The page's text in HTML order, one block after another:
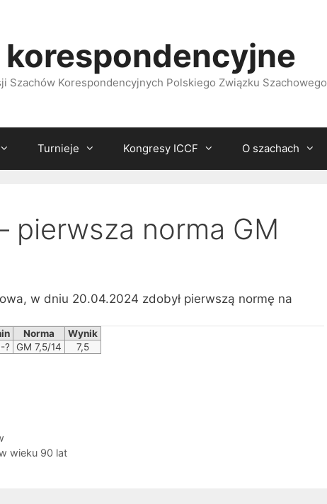
korespondencyjne
Szachów Korespondencyjnych Polskiego Związku Szachowego
Turnieje Kongresy ICCF O szachach
pierwsza norma GM
w dniu 20.04.2024 zdobył pierwszą normę na
Norma
Wynik
? GM 7,5/14 7,5
wieku 90 lat